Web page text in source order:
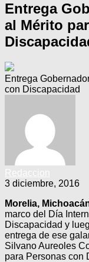
Entrega
al Mérito
Entrega
con Discapacidad
3 diciembre, 2016
Morelia,
marco del Día
Discapacidad y
entrega de ese
Silvano Aureoles
para Personas con